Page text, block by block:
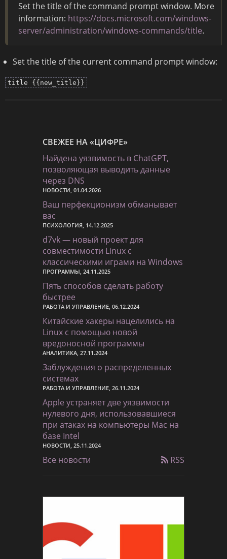
Set the title of the command prompt window. More
information: https://docs.microsoft.com/windows-
server/administration/windows-commands/title.
Set the title of the current command prompt window:
title {{new_title}}
СВЕЖЕЕ НА «ЦИФРЕ»
Найдена уязвимость в ChatGPT,
позволяющая выводить данные
через DNS
НОВОСТИ, 01.04.2026
Ваш перфекционизм обманывает
вас
ПСИХОЛОГИЯ, 14.12.2025
d7vk — новый проект для
совместимости Linux с
классическими играми на Windows
ПРОГРАММЫ, 24.11.2025
Пять способов сделать работу
быстрее
РАБОТА И УПРАВЛЕНИЕ, 06.12.2024
Китайские хакеры нацелились на
Linux с помощью новой
вредоносной программы
АНАЛИТИКА, 27.11.2024
Заблуждения о распределенных
системах
РАБОТА И УПРАВЛЕНИЕ, 26.11.2024
Apple устраняет две уязвимости
нулевого дня, использовавшиеся
при атаках на компьютеры Mac на
базе Intel
НОВОСТИ, 25.11.2024
Все новости RSS